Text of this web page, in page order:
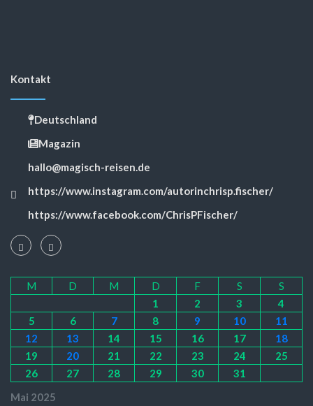
Kontakt
Deutschland
Magazin
hallo@magisch-reisen.de
https://www.instagram.com/autorinchrisp.fischer/
https://www.facebook.com/ChrisPFischer/
Mai 2025
M D M D F S
S
1
2 3
4
5
6 7 8 9 10
11
12
13 14 15 16 17
18
19
20 21 22 23 24
25
26
27 28 29 30 31